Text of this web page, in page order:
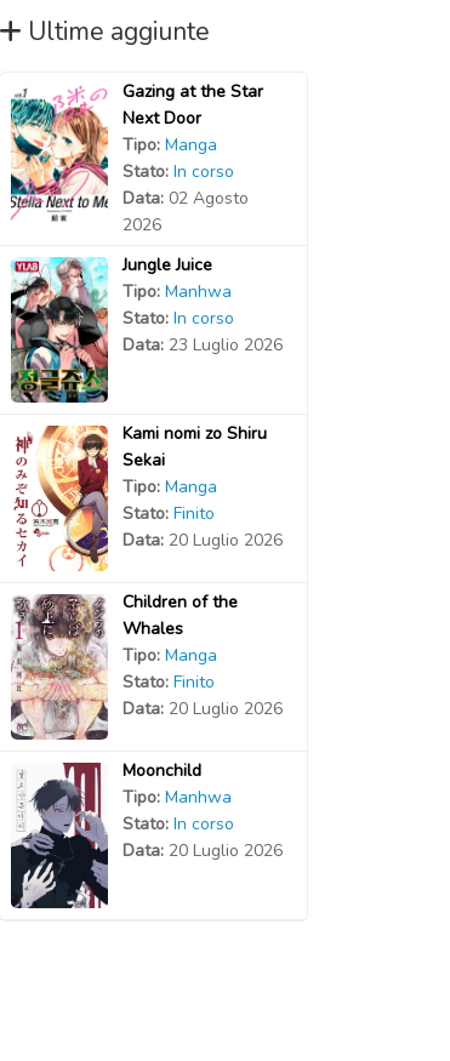
Ultime aggiunte
Gazing at the Star
Next Door
Tipo: Manga
Stato: In corso
Data: 02 Agosto
2026
Jungle Juice
Tipo: Manhwa
Stato: In corso
Data: 23 Luglio 2026
Kami nomi zo Shiru
Sekai
Tipo: Manga
Stato: Finito
Data: 20 Luglio 2026
Children of the
Whales
Tipo: Manga
Stato: Finito
Data: 20 Luglio 2026
Moonchild
Tipo: Manhwa
Stato: In corso
Data: 20 Luglio 2026